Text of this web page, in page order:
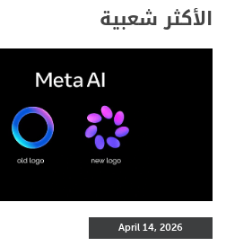
الأكثر شعبية
April 14, 2026